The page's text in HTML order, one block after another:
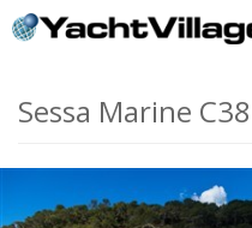
Sessa Marine